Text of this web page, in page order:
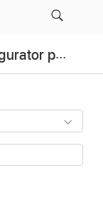
Guide d’utilisation d’Apple Configurator pour Mac